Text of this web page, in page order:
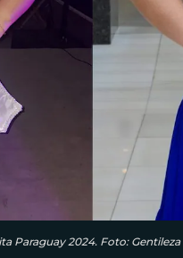
Paraguay 2024. Foto: Gentileza